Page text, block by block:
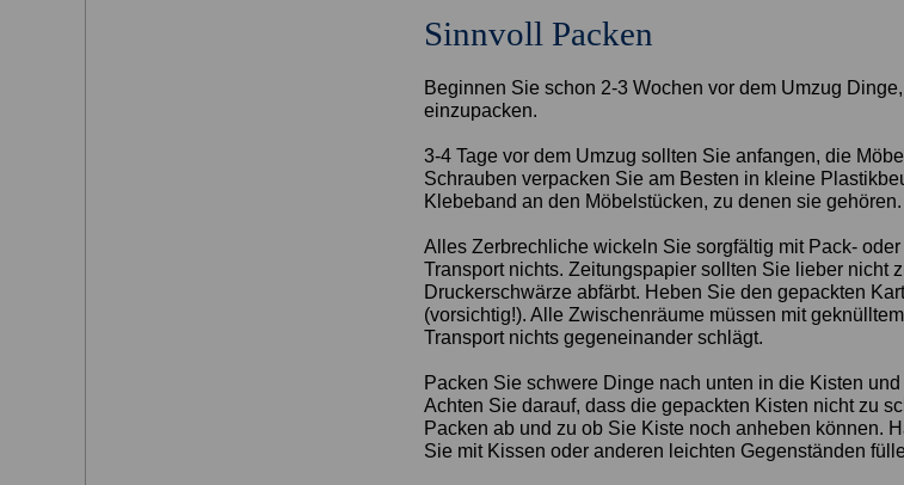
Sinnvoll Packen
Beginnen Sie schon 2-3 Wochen vor dem Umzug
einzupacken.
3-4 Tage vor dem Umzug sollten Sie anfangen, die
Schrauben verpacken Sie am Besten in kleine
Klebeband an den Möbelstücken, zu denen sie gehören.
Alles Zerbrechliche wickeln Sie sorgfältig mit Pack-
Transport nichts. Zeitungspapier sollten Sie lieber nicht
Druckerschwärze abfärbt. Heben Sie den gepackten
(vorsichtig!). Alle Zwischenräume müssen mit
Transport nichts gegeneinander schlägt.
Packen Sie schwere Dinge nach unten in die Kisten
Achten Sie darauf, dass die gepackten Kisten nicht zu
Packen ab und zu ob Sie Kiste noch anheben können.
Sie mit Kissen oder anderen leichten Gegenständen